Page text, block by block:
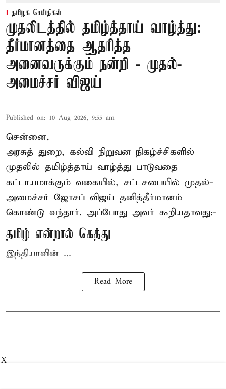
தமிழக செய்திகள்
முதலிடத்தில் தமிழ்த்தாய் வாழ்த்து:
தீர்மானத்தை ஆதரித்த
அனைவருக்கும் நன்றி - முதல்-
அமைச்சர் விஜய்
Published on: 10 Aug 2026, 9:55 am
சென்னை,
அரசுத் துறை, கல்வி நிறுவன நிகழ்ச்சிகளில்
முதலில் தமிழ்த்தாய் வாழ்த்து பாடுவதை
கட்டாயமாக்கும் வகையில், சட்டசபையில் முதல்-
அமைச்சர் ஜோசப் விஜய் தனித்தீர்மானம்
கொண்டு வந்தார். அப்போது அவர் கூறியதாவது:-
தமிழ் என்றால் கெத்து
இந்தியாவின் ...
Read More
X